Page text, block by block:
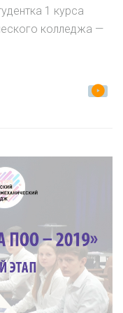
1 курса
колледжа —